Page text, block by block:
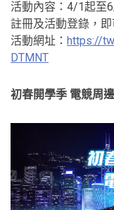
活動內容：4/1起至
註冊及活動登錄，
活動網址： https://
DTMNT
初春開學季 電競周